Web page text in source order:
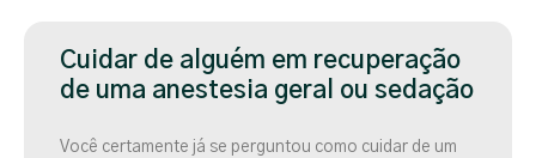
Cuidar de alguém em recuperação
de uma anestesia geral ou sedação
Você certamente já se perguntou como cuidar de um